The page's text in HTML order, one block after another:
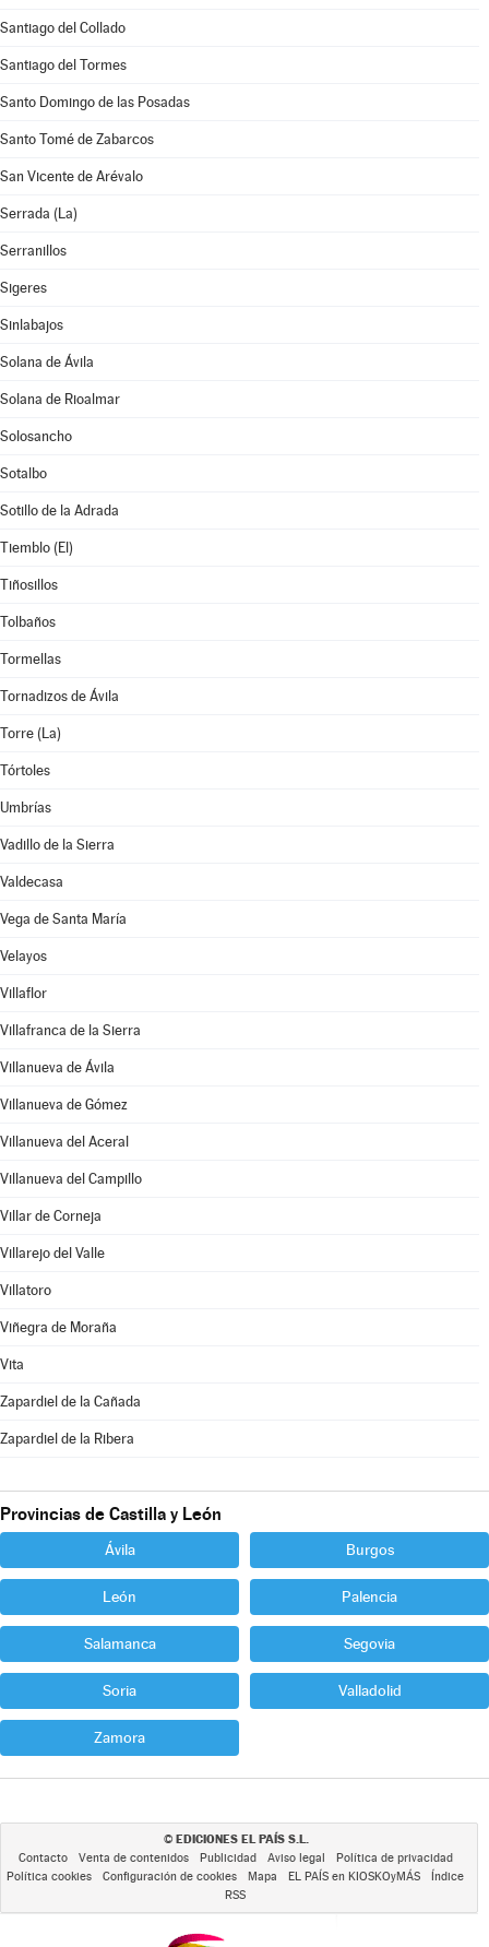
Santiago del Collado
Santiago del Tormes
Santo Domingo de las Posadas
Santo Tomé de Zabarcos
San Vicente de Arévalo
Serrada (La)
Serranillos
Sigeres
Sinlabajos
Solana de Ávila
Solana de Rioalmar
Solosancho
Sotalbo
Sotillo de la Adrada
Tiemblo (El)
Tiñosillos
Tolbaños
Tormellas
Tornadizos de Ávila
Torre (La)
Tórtoles
Umbrías
Vadillo de la Sierra
Valdecasa
Vega de Santa María
Velayos
Villaflor
Villafranca de la Sierra
Villanueva de Ávila
Villanueva de Gómez
Villanueva del Aceral
Villanueva del Campillo
Villar de Corneja
Villarejo del Valle
Villatoro
Viñegra de Moraña
Vita
Zapardiel de la Cañada
Zapardiel de la Ribera
Provincias de Castilla y León
Ávila Burgos
León Palencia
Salamanca Segovia
Soria Valladolid
Zamora
© EDICIONES EL PAÍS S.L.
Contacto Venta de contenidos Publicidad Aviso legal
Política de privacidad
Política cookies
Configuración de cookies Mapa EL PAÍS en KIOSKOyMÁS
Índice
RSS